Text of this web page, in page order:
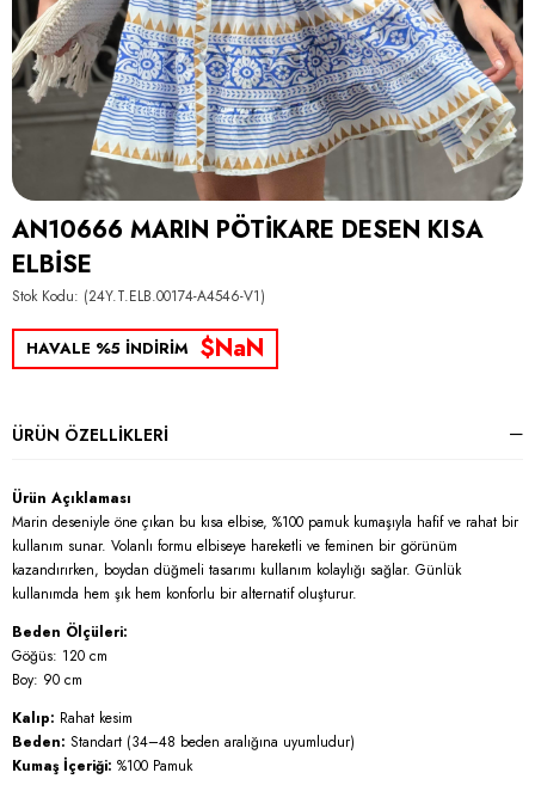
AN10666 MARIN PÖTİKARE DESEN KISA
ELBİSE
Stok Kodu (24Y.T.ELB.00174-A4546-V1)
HAVALE %5 İNDİRİM $NaN
ÜRÜN ÖZELLIKLERI
Ürün Açıklaması
Marin deseniyle öne çıkan bu kısa elbise, %100 pamuk kumaşıyla hafif ve rahat bir
kullanım sunar. Volanlı formu elbiseye hareketli ve feminen bir görünüm
kazandırırken, boydan düğmeli tasarımı kullanım kolaylığı sağlar. Günlük
kullanımda hem şık hem konforlu bir alternatif oluşturur.
Beden Ölçüleri:
Göğüs: 120 cm
Boy: 90 cm
Kalıp: Rahat kesim
Beden: Standart (34–48 beden aralığına uyumludur)
Kumaş İçeriği: %100 Pamuk